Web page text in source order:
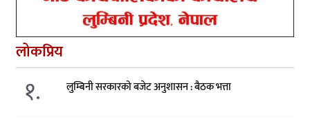
लोकप्रिय
१. लुम्बिनी सरकारको बजेट अनुशासन : बैठक भत्ता